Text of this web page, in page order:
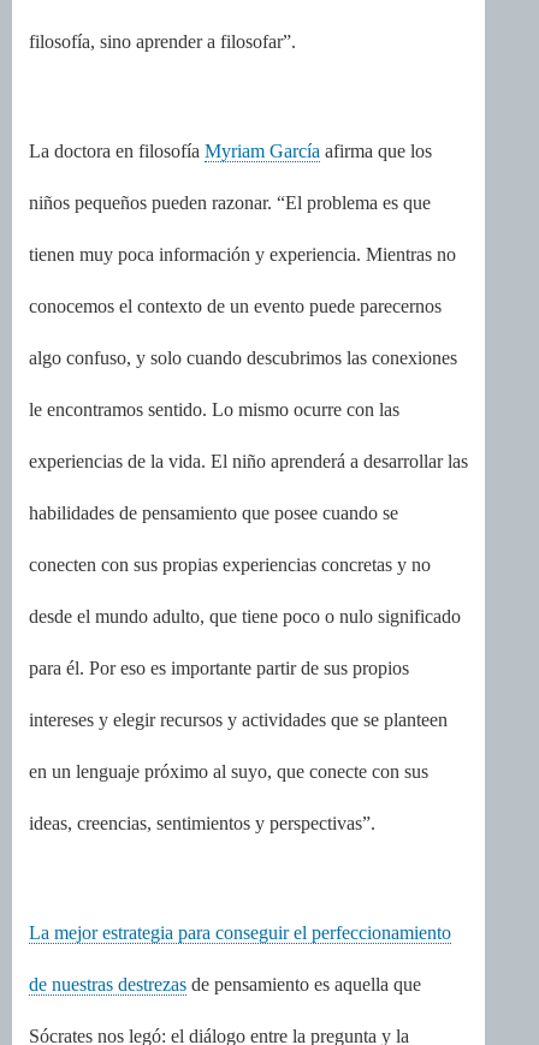
filosofía, sino aprender a filosofar”.
La doctora en filosofía Myriam García afirma que los
niños pequeños pueden razonar. “El problema es que
tienen muy poca información y experiencia. Mientras no
conocemos el contexto de un evento puede parecernos
algo confuso, y solo cuando descubrimos las conexiones
le encontramos sentido. Lo mismo ocurre con las
experiencias de la vida. El niño aprenderá a desarrollar las
habilidades de pensamiento que posee cuando se
conecten con sus propias experiencias concretas y no
desde el mundo adulto, que tiene poco o nulo significado
para él. Por eso es importante partir de sus propios
intereses y elegir recursos y actividades que se planteen
en un lenguaje próximo al suyo, que conecte con sus
ideas, creencias, sentimientos y perspectivas”.
La mejor estrategia para conseguir el perfeccionamiento
de nuestras destrezas de pensamiento es aquella que
Sócrates nos legó: el diálogo entre la pregunta y la